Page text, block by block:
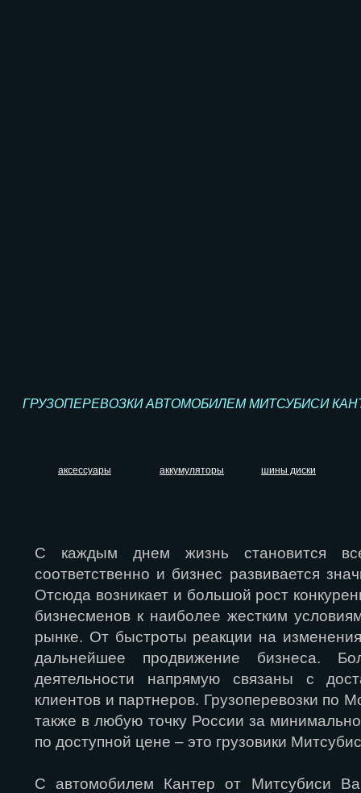
ГРУЗОПЕРЕВОЗКИ АВТОМОБИЛЕМ МИТСУБИСИ
аксессуары аккумуляторы шины диски
С каждым днем жизнь становится
соответственно и бизнес развивается
Отсюда возникает и большой рост
бизнесменов к наиболее жестким
рынке. От быстроты реакции на
дальнейшее продвижение бизнеса.
деятельности напрямую связаны с
клиентов и партнеров. Грузоперевозки по
также в любую точку России за
по доступной цене – это грузовики
С автомобилем Кантер от Митсубиси